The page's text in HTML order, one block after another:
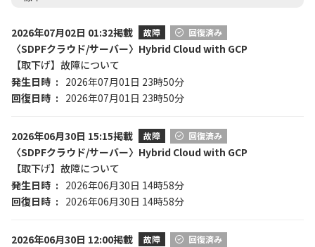
2026年07月02日 01:32掲載 故障 回復済み
〈SDPFクラウド/サーバー〉Hybrid Cloud with GCP
【取下げ】故障について
発生日時
2026年07月01日 23時50分
回復日時
2026年07月01日 23時50分
2026年06月30日 15:15掲載 故障 回復済み
〈SDPFクラウド/サーバー〉Hybrid Cloud with GCP
【取下げ】故障について
発生日時
2026年06月30日 14時58分
回復日時
2026年06月30日 14時58分
2026年06月30日 12:00掲載 故障 回復済み